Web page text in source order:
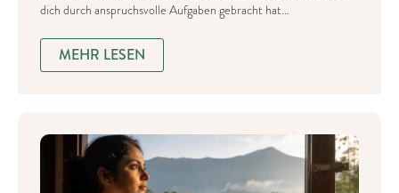
dich durch anspruchsvolle Aufgaben gebracht hat…
MEHR LESEN